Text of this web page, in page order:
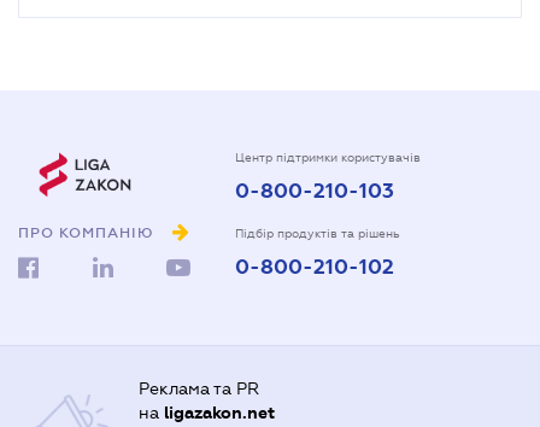
ПРО КОМПАНІЮ
Центр підтримки користувачів
0-800-210-103
Підбір продуктів та рішень
0-800-210-102
Реклама та PR
на ligazakon.net